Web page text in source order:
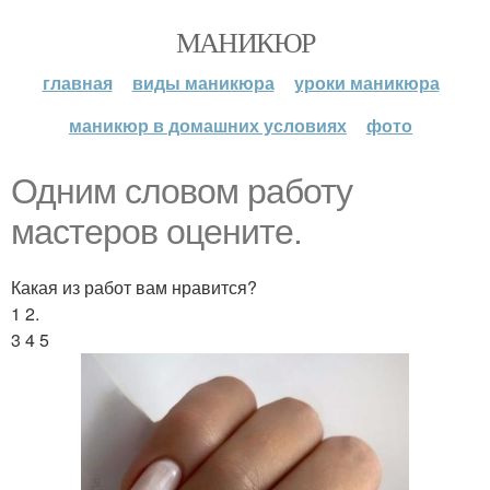
МАНИКЮР
главная виды маникюра
уроки маникюра
маникюр в домашних условиях
фото
Одним словом работу
мастеров оцените.
Какая из работ вам нравится?
1 2.
3 4 5